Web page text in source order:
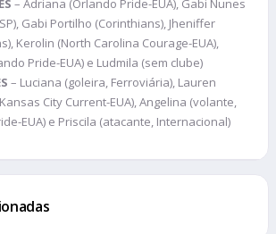
– Adriana (Orlando Pride-EUA), Gabi Nunes
Gabi Portilho (Corinthians), Jheniffer
Kerolin (North Carolina Courage-EUA),
Pride-EUA) e Ludmila (sem clube)
– Luciana (goleira, Ferroviária), Lauren
City Current-EUA), Angelina (volante,
EUA) e Priscila (atacante, Internacional)